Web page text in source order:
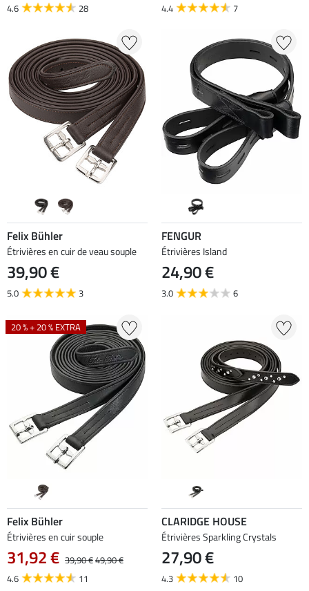
4.6 28 4.4 7
Felix Bühler
Étrivières en cuir de veau souple
39,90 €
5.0 3
FENGUR
Étrivières Island
24,90 €
3.0 6
20 % + 20 % EXTRA
Felix Bühler
Étrivières en cuir souple
31,92 € 39,90 €49,90 €
4.6
11
CLARIDGE HOUSE
Étrivières Sparkling Crystals
27,90 €
4.3 10